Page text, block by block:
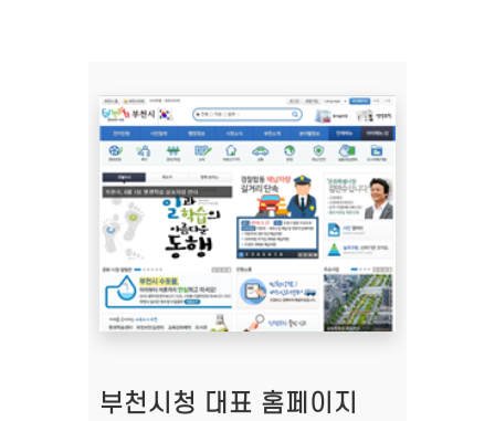
부천시청 대표 홈페이지